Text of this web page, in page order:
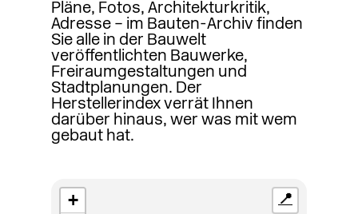
Pläne, Fotos, Architekturkritik,
Adresse – im Bauten-Archiv finden
Sie alle in der Bauwelt
veröffentlichten Bauwerke,
Freiraumgestaltungen und
Stadtplanungen. Der
Herstellerindex verrät Ihnen
darüber hinaus, wer was mit wem
gebaut hat.
+
📍